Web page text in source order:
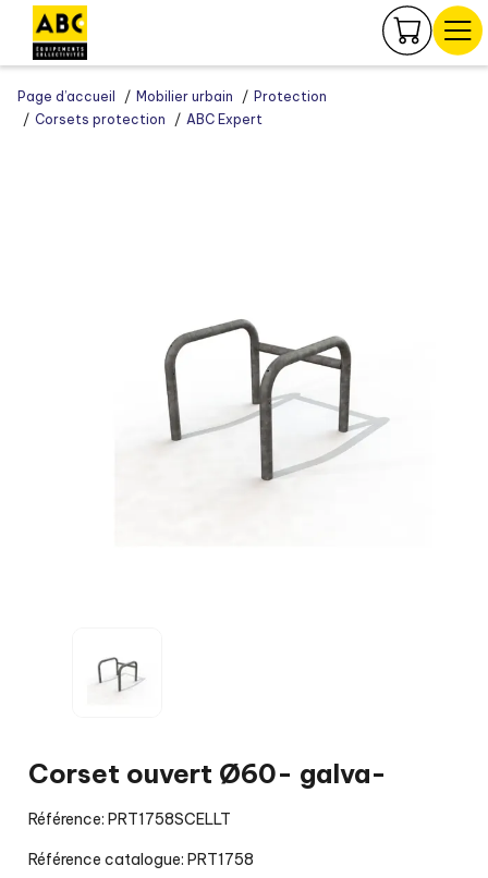
Page d’accueil Mobilier urbain
Protection
Corsets protection
ABC Expert
Corset ouvert Ø60- galva-
Référence: PRT1758SCELLT
Référence catalogue: PRT1758
Panneau de gestion des cookies